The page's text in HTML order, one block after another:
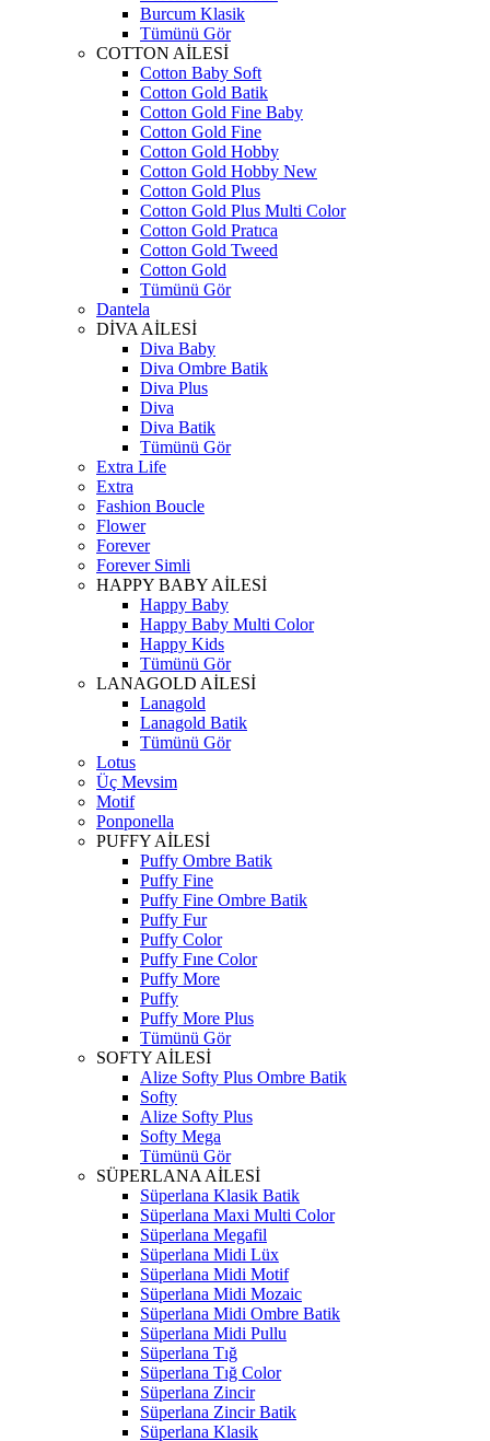
Burcum Klasik
Tümünü Gör
COTTON AİLESİ
Cotton Baby Soft
Cotton Gold Batik
Cotton Gold Fine Baby
Cotton Gold Fine
Cotton Gold Hobby
Cotton Gold Hobby New
Cotton Gold Plus
Cotton Gold Plus Multi Color
Cotton Gold Pratıca
Cotton Gold Tweed
Cotton Gold
Tümünü Gör
Dantela
DİVA AİLESİ
Diva Baby
Diva Ombre Batik
Diva Plus
Diva
Diva Batik
Tümünü Gör
Extra Life
Extra
Fashion Boucle
Flower
Forever
Forever Simli
HAPPY BABY AİLESİ
Happy Baby
Happy Baby Multi Color
Happy Kids
Tümünü Gör
LANAGOLD AİLESİ
Lanagold
Lanagold Batik
Tümünü Gör
Lotus
Üç Mevsim
Motif
Ponponella
PUFFY AİLESİ
Puffy Ombre Batik
Puffy Fine
Puffy Fine Ombre Batik
Puffy Fur
Puffy Color
Puffy Fıne Color
Puffy More
Puffy
Puffy More Plus
Tümünü Gör
SOFTY AİLESİ
Alize Softy Plus Ombre Batik
Softy
Alize Softy Plus
Softy Mega
Tümünü Gör
SÜPERLANA AİLESİ
Süperlana Klasik Batik
Süperlana Maxi Multi Color
Süperlana Megafil
Süperlana Midi Lüx
Süperlana Midi Motif
Süperlana Midi Mozaic
Süperlana Midi Ombre Batik
Süperlana Midi Pullu
Süperlana Tığ
Süperlana Tığ Color
Süperlana Zincir
Süperlana Zincir Batik
Süperlana Klasik